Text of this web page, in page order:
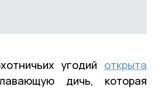
угодий открыта
дичь, которая